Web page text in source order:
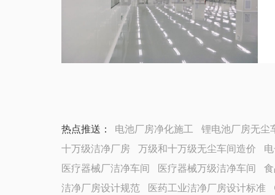
热点推送： 电池厂房净化施工
锂电池厂房无尘
十万级洁净厂房
万级和十万级无尘车间造价
医疗器械厂洁净车间
医疗器械万级洁净车间
洁净厂房设计规范
医药工业洁净厂房设计标准